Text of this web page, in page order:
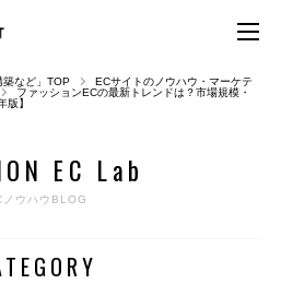
築など」TOP
ECサイトのノウハウ・マーケテ
ファッションECの最新トレンドは？市場規模・
版】
O N E C Lab
ノウハウBLOG